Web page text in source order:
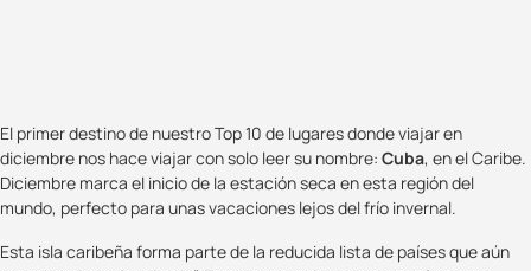
El primer destino de nuestro Top 10 de lugares donde viajar en
diciembre nos hace viajar con solo leer su nombre: Cuba, en el Caribe.
Diciembre marca el inicio de la estación seca en esta región del
mundo, perfecto para unas vacaciones lejos del frío invernal.
Esta isla caribeña forma parte de la reducida lista de países que aún